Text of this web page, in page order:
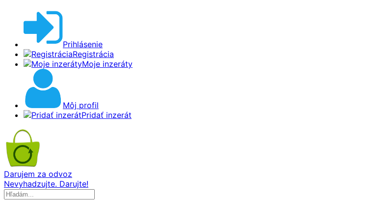
Prihlásenie
Registrácia
Moje inzeráty
Môj profil
Pridať inzerát
Darujem za odvoz
Nevyhadzujte. Darujte!